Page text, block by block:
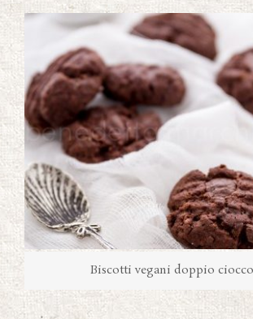
Biscotti vegani doppio